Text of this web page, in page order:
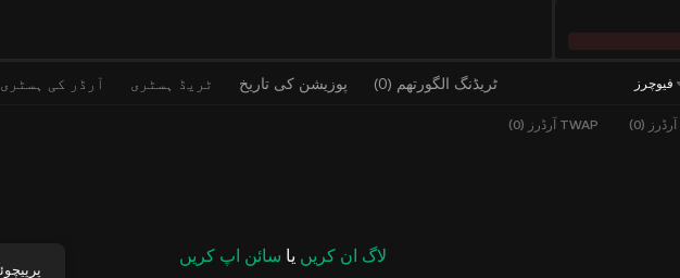
آرڈر کی ہسٹری ٹریڈ ہسٹری پوزیشن کی تاریخ ٹریڈنگ الگورتھم (
0
) فیوچرز
(0) TWAP آرڈرز (0)
لاگ ان کریں یا سائن اپ کریں
کوکائن فیوچرز نیا لسٹنگ: XDCUSDT پرپیچوئل